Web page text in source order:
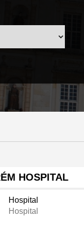
HOSPITAL
Hospital
Hospital